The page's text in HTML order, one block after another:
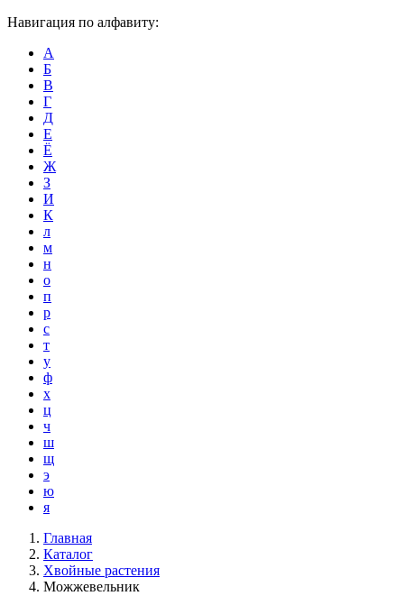
Навигация по алфавиту:
А
Б
В
Г
Д
Е
Ё
Ж
З
И
К
л
м
н
о
п
р
с
т
у
ф
х
ц
ч
ш
щ
э
ю
я
Главная
Каталог
Хвойные растения
Можжевельник